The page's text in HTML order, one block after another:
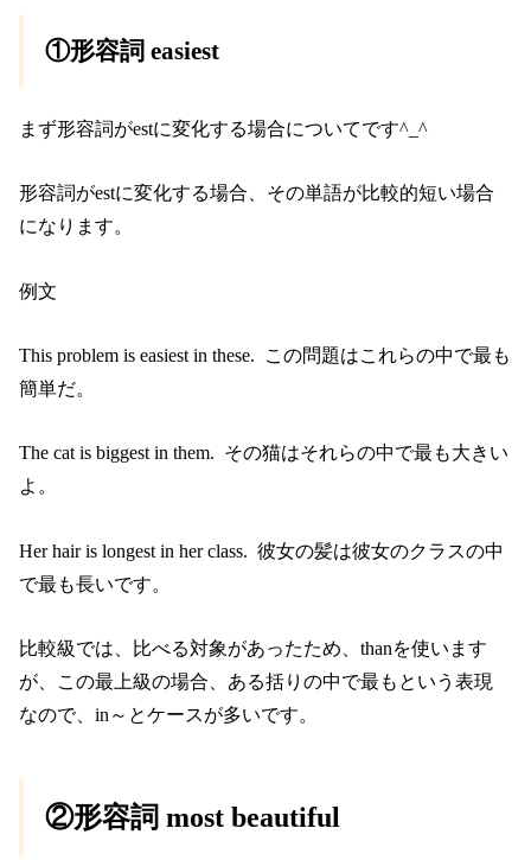
①形容詞 easiest
まず形容詞がestに変化する場合についてです^_^
形容詞がestに変化する場合、その単語が比較的短い場合
になります。
例文
This problem is easiest in these. この問題はこれらの中で最も
簡単だ。
The cat is biggest in them. その猫はそれらの中で最も大きい
よ。
Her hair is longest in her class. 彼女の髪は彼女のクラスの中
で最も長いです。
比較級では、比べる対象があったため、thanを使います
が、この最上級の場合、ある括りの中で最もという表現
なので、in～とケースが多いです。
②形容詞 most beautiful